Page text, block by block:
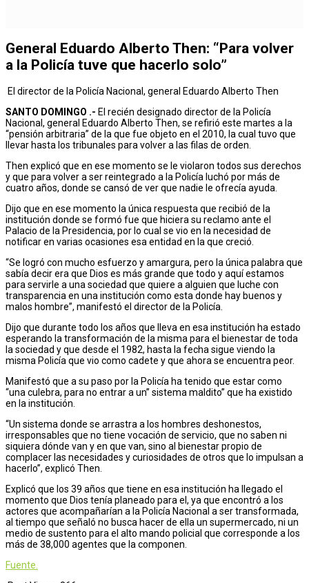
General Eduardo Alberto Then: “Para volver
a la Policía tuve que hacerlo solo”
El director de la Policía Nacional, general Eduardo Alberto Then
SANTO DOMINGO .- El recién designado director de la Policía
Nacional, general Eduardo Alberto Then, se refirió este martes a la
“pensión arbitraria” de la que fue objeto en el 2010, la cual tuvo que
llevar hasta los tribunales para volver a las filas de orden.
Then explicó que en ese momento se le violaron todos sus derechos
y que para volver a ser reintegrado a la Policía luchó por más de
cuatro años, donde se cansó de ver que nadie le ofrecía ayuda.
Dijo que en ese momento la única respuesta que recibió de la
institución donde se formó fue que hiciera su reclamo ante el
Palacio de la Presidencia, por lo cual se vio en la necesidad de
notificar en varias ocasiones esa entidad en la que creció.
“Se logró con mucho esfuerzo y amargura, pero la única palabra que
sabía decir era que Dios es más grande que todo y aquí estamos
para servirle a una sociedad que quiere a alguien que luche con
transparencia en una institución como esta donde hay buenos y
malos hombre”, manifestó el director de la Policía.
Dijo que durante todo los años que lleva en esa institución ha estado
esperando la transformación de la misma para el bienestar de toda
la sociedad y que desde el 1982, hasta la fecha sigue viendo la
misma Policía que vio como cadete y que ahora se encuentra peor.
Manifestó que a su paso por la Policía ha tenido que estar como
“una culebra, para no entrar a un” sistema maldito” que ha existido
en la institución.
“Un sistema donde se arrastra a los hombres deshonestos,
irresponsables que no tiene vocación de servicio, que no saben ni
siquiera dónde van y en que van, sino al bienestar propio de
complacer las necesidades y curiosidades de otros que lo impulsan a
hacerlo”, explicó Then.
Explicó que los 39 años que tiene en esa institución ha llegado el
momento que Dios tenía planeado para el, ya que encontró a los
actores que acompañarían a la Policía Nacional a ser transformada,
al tiempo que señaló no busca hacer de ella un supermercado, ni un
medio de sustento para el alto mando policial que corresponde a los
más de 38,000 agentes que la componen.
Fuente.